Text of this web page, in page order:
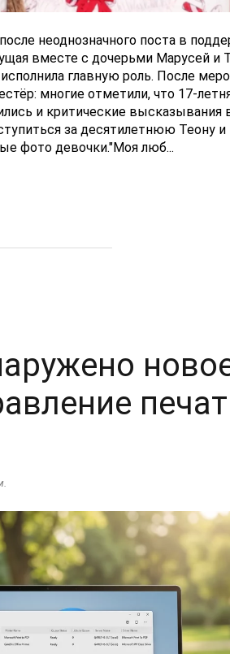
неоднозначного поста в
вместе с дочерьми Марусей и
главную роль. После
многие отметили, что 17-
и критические
за десятилетнюю Теону и
фото девочки."Моя люб...